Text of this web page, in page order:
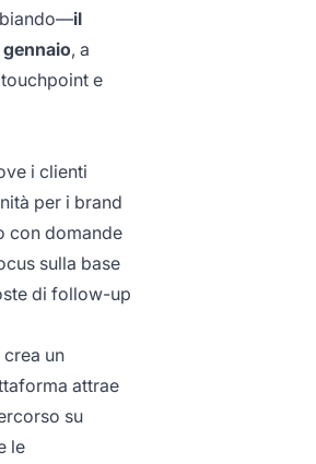
il
, a
e
i clienti
per i brand
con domande
sulla base
di follow-up
crea un
attrae
su
le